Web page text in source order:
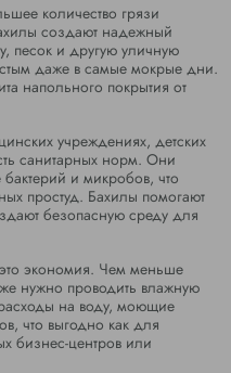
количество грязи
создают надежный
песок и другую уличную
даже в самые мокрые дни.
напольного покрытия от
учреждениях, детских
санитарных норм. Они
и микробов, что
простуд. Бахилы помогают
безопасную среду для
экономия. Чем меньше
нужно проводить влажную
расходы на воду, моющие
что выгодно как для
бизнес-центров или